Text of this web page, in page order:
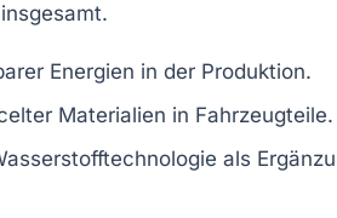
Energien in der Produktion.
Materialien in Fahrzeugteile.
als